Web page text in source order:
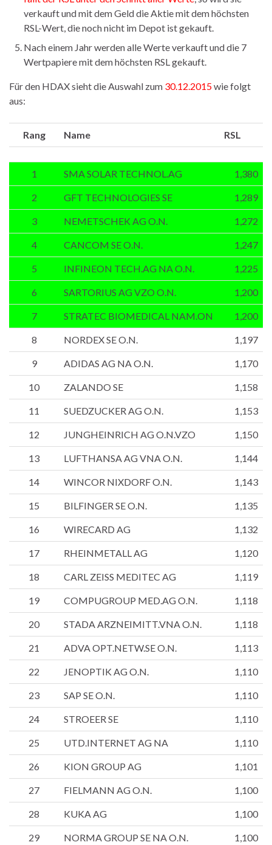
verkauft und mit dem Geld die Aktie mit dem höchsten
RSL-Wert, die noch nicht im Depot ist gekauft.
Nach einem Jahr werden alle Werte verkauft und die 7
Wertpapiere mit dem höchsten RSL gekauft.
Für den HDAX sieht die Auswahl zum 30.12.2015wie folgt
aus:
Rang Name RSL
1 SMA SOLAR TECHNOL.AG 1,380
2 GFT TECHNOLOGIES SE 1,289
3 NEMETSCHEK AG O.N. 1,272
4 CANCOM SE O.N. 1,247
5 INFINEON TECH.AG NA O.N. 1,225
6 SARTORIUS AG VZO O.N. 1,200
7 STRATEC BIOMEDICAL NAM.ON 1,200
8 NORDEX SE O.N. 1,197
9 ADIDAS AG NA O.N. 1,170
10 ZALANDO SE 1,158
11 SUEDZUCKER AG O.N. 1,153
12 JUNGHEINRICH AG O.N.VZO 1,150
13 LUFTHANSA AG VNA O.N. 1,144
14 WINCOR NIXDORF O.N. 1,143
15 BILFINGER SE O.N. 1,135
16 WIRECARD AG 1,132
17 RHEINMETALL AG 1,120
18 CARL ZEISS MEDITEC AG 1,119
19 COMPUGROUP MED.AG O.N. 1,118
20 STADA ARZNEIMITT.VNA O.N. 1,118
21 ADVA OPT.NETW.SE O.N. 1,113
22 JENOPTIK AG O.N. 1,110
23 SAP SE O.N. 1,110
24 STROEER SE 1,110
25 UTD.INTERNET AG NA 1,110
26 KION GROUP AG 1,101
27 FIELMANN AG O.N. 1,100
28 KUKA AG 1,100
29 NORMA GROUP SE NA O.N. 1,100